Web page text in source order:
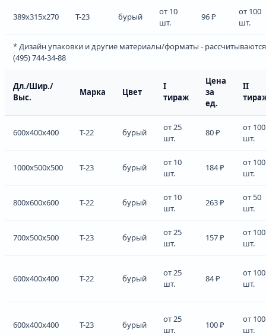
389x315x270 Т-23 бурый
от 10
шт.
96 ₽
от 100
шт.
* Дизайн упаковки и другие материалы/форматы -
(495) 744-34-88
Дл./Шир./
Выс.
Марка Цвет
I
тираж
Цена
за
ед.
II
600x400x400 Т-22 бурый
от 25
шт.
80 ₽
от 100
шт.
1000x500x500 Т-23 бурый
от 10
шт.
184 ₽
от 100
шт.
800x600x600 Т-22 бурый
от 10
шт.
263 ₽
от 50
шт.
700x500x500 Т-23 бурый
от 25
шт.
157 ₽
от 100
шт.
600x400x400 Т-22 бурый
от 25
шт.
84 ₽
от 100
шт.
600x400x400 Т-23 бурый
от 25
шт.
100 ₽
от 100
шт.